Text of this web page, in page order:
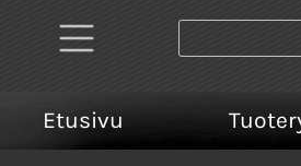
Etusivu